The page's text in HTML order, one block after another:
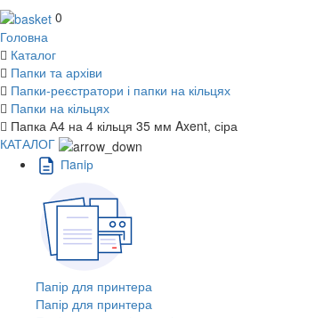
0
Головна
Каталог
Папки та архіви
Папки-реєстратори і папки на кільцях
Папки на кільцях
Папка А4 на 4 кільця 35 мм Axent, сіра
КАТАЛОГ
Пaпiр
Папір для принтера
Папір для принтера